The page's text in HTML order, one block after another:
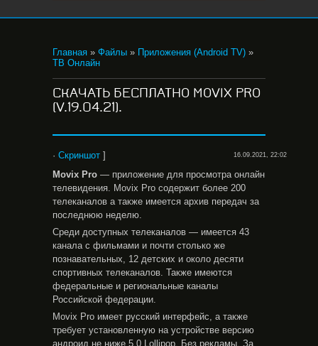
Главная » Файлы » Приложения (Android TV) »
ТВ Онлайн
СКАЧАТЬ БЕСПЛАТНО MOVIX PRO
(V.19.04.21).
· Скриншот ] 16.09.2021, 22:02
Movix Pro — приложение для просмотра онлайн
телевидения. Movix Pro содержит более 200
телеканалов а также имеется архив передач за
последнюю неделю.
Среди доступных телеканалов — имеется 43
канала с фильмами и почти столько же
познавательных, 12 детских и около десяти
спортивных телеканалов. Также имеются
федеральные и региональные каналы
Российской федерации.
Movix Pro имеет русский интерфейс, а также
требует установленную на устройстве версию
андроид не ниже 5.0 Lollipop. Без рекламы. За